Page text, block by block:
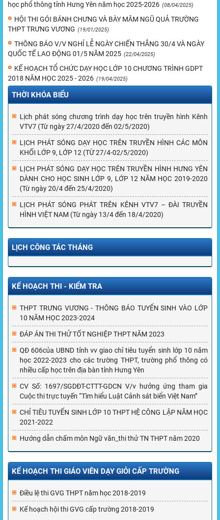
học phổ thông tỉnh Hưng Yên năm học 2025-2026 (08/04/2025)
HỘI THI GÓI BÁNH CHƯNG VÀ BÀY MÂM NGŨ QUẢ TRƯỜNG
THPT TRƯNG VƯƠNG (19/01/2025)
THÔNG BÁO V/V NGHỈ LỄ NGÀY CHIẾN THẮNG 30/4 VÀ NGÀY
QUỐC TẾ LAO ĐỘNG 01/5 NĂM 2025 (22/04/2025)
KẾ HOẠCH TỔ CHỨC DẠY HỌC LỚP 10 CHƯƠNG TRÌNH GDPT
2018 NĂM HỌC 2025 - 2026 (19/04/2025)
THỜI KHÓA BIỂU
Lịch phát sóng chương trình dạy học trên truyền hình Kênh
VTV7 (Từ ngày 27/4/2020 đến 02/5/2020)
LỊCH PHÁT SÓNG DẠY HỌC TRÊN TRUYỀN HÌNH CÁC MÔN
KHỐI LỚP 9, LỚP 12 (TỪ 27/4-02/5/2020)
LỊCH PHÁT SÓNG DẠY HỌC TRÊN TRUYỀN HÌNH HƯNG YÊN
DÀNH CHO HỌC SINH LỚP 9, LỚP 12 NĂM HỌC 2019-2020
(Từ ngày 20/4 đến 25/4/2020)
LỊCH PHÁT SÓNG PHÁT TRÊN KÊNH VTV7 – ĐÀI TRUYỀN
HÌNH VIỆT NAM (Từ ngày 13/4 đến 18/4/2020)
LỊCH CÔNG TÁC THÁNG
KẾ HOẠCH THI - KIỂM TRA
THPT TRƯNG VƯƠNG - THÔNG BÁO TUYỂN SINH VÀO LỚP
10 NĂM HỌC 2023-2024
ĐÁP ÁN THI THỬ TỐT NGHIỆP THPT NĂM 2023
QĐ 606của UBND tỉnh vv giao chỉ tiêu tuyển sinh lớp 10 năm
học 2022-2023 cho các trường THPT, trường phổ thông có
nhiều cấp học trên địa bàn tỉnh Hưng Yên
CV Số: 1697/SGDĐT-CTTT-GDCN V/v hưởng ứng tham gia
Cuộc thi trực tuyến “Tìm hiểu Luật Cảnh sát biển Việt Nam”
CHỈ TIÊU TUYỂN SINH LỚP 10 THPT HỆ CÔNG LẬP NĂM HỌC
2021-2022
Hướng dẫn chấm môn Ngữ văn_thi thử TN THPT năm 2020
KẾ HOẠCH THI GIÁO VIÊN DẠY GIỎI CẤP TRƯỜNG
Điều lệ thi GVG THPT năm học 2018-2019
Kế hoạch hội thi GVG cấp trường 2018-2019